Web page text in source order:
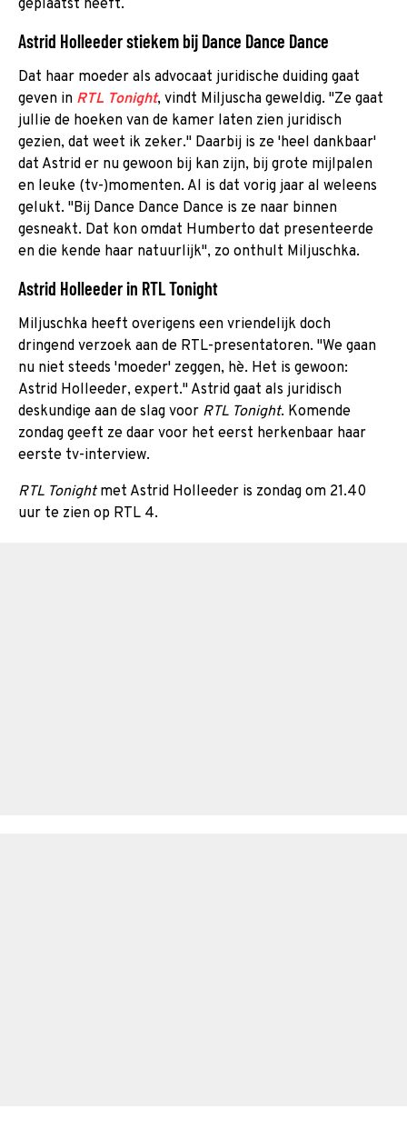
geplaatst heeft.
Astrid Holleeder stiekem bij Dance Dance Dance
Dat haar moeder als advocaat juridische duiding gaat
geven in RTL Tonight, vindt Miljuscha geweldig. "Ze gaat
jullie de hoeken van de kamer laten zien juridisch
gezien, dat weet ik zeker." Daarbij is ze 'heel dankbaar'
dat Astrid er nu gewoon bij kan zijn, bij grote mijlpalen
en leuke (tv-)momenten. Al is dat vorig jaar al weleens
gelukt. "Bij Dance Dance Dance is ze naar binnen
gesneakt. Dat kon omdat Humberto dat presenteerde
en die kende haar natuurlijk", zo onthult Miljuschka.
Astrid Holleeder in RTL Tonight
Miljuschka heeft overigens een vriendelijk doch
dringend verzoek aan de RTL-presentatoren. "We gaan
nu niet steeds 'moeder' zeggen, hè. Het is gewoon:
Astrid Holleeder, expert." Astrid gaat als juridisch
deskundige aan de slag voor RTL Tonight. Komende
zondag geeft ze daar voor het eerst herkenbaar haar
eerste tv-interview.
RTL Tonightmet Astrid Holleeder is zondag om 21.40
uur te zien op RTL 4.